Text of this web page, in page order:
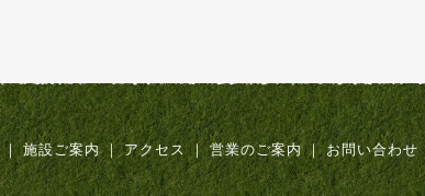
｜ 施設ご案内 ｜ アクセス ｜ 営業のご案内 ｜ お問い合わせ